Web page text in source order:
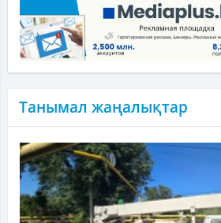
Танымал жаңалықтар